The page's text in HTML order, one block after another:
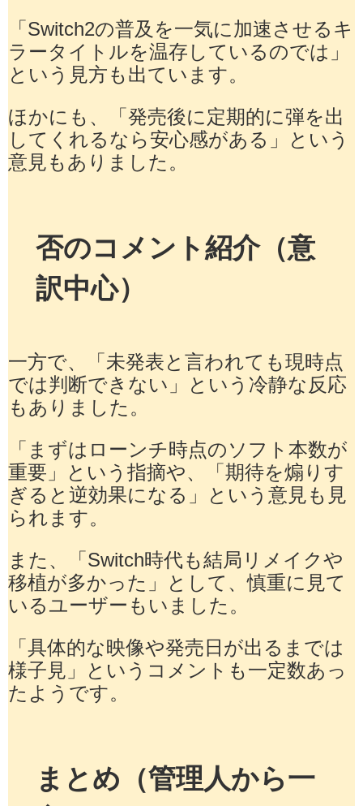
「Switch2の普及を一気に加速させるキ
ラータイトルを温存しているのでは」
という見方も出ています。
ほかにも、「発売後に定期的に弾を出
してくれるなら安心感がある」という
意見もありました。
否のコメント紹介（意
訳中心）
一方で、「未発表と言われても現時点
では判断できない」という冷静な反応
もありました。
「まずはローンチ時点のソフト本数が
重要」という指摘や、「期待を煽りす
ぎると逆効果になる」という意見も見
られます。
また、「Switch時代も結局リメイクや
移植が多かった」として、慎重に見て
いるユーザーもいました。
「具体的な映像や発売日が出るまでは
様子見」というコメントも一定数あっ
たようです。
まとめ（管理人から一